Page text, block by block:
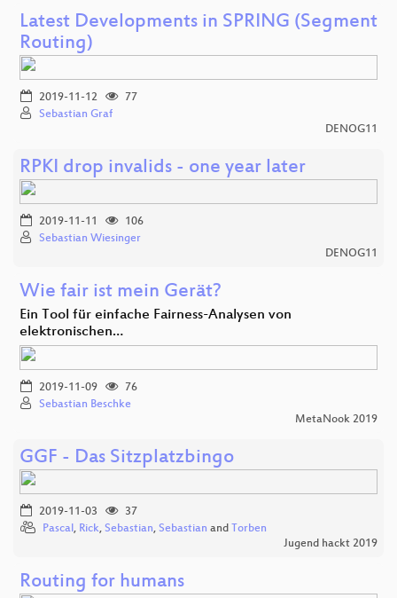
Latest Developments in SPRING (Segment
Routing)
2019-11-12
77
Sebastian Graf
DENOG11
RPKI drop invalids - one year later
2019-11-11
106
Sebastian Wiesinger
DENOG11
Wie fair ist mein Gerät?
Ein Tool für einfache Fairness-Analysen von
elektronischen…
2019-11-09
76
Sebastian Beschke
MetaNook 2019
GGF - Das Sitzplatzbingo
2019-11-03
37
Pascal , Rick, Sebastian, Sebastian and Torben
Jugend hackt 2019
Routing for humans